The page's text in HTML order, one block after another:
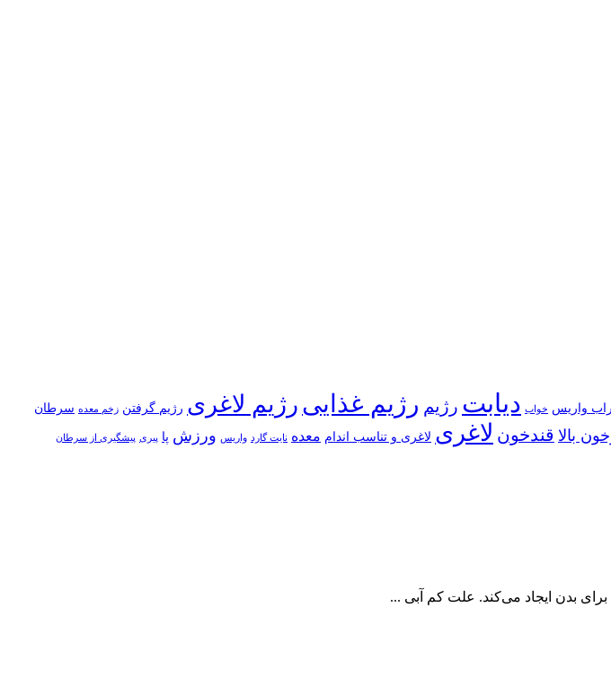
واریس خواب دیابت رژیم رژیم غذایی رژیم لاغری رژیم گرفتن زخم معده سرطان
بالا قندخون لاغری لاغری و تناسب اندام معده نایت گارد واریس ورزش پا پیری پیشگیری از سرطان
بدن ایجاد می‌کند. علت کم آبی ...